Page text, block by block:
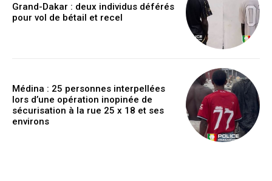
Grand-Dakar : deux individus déférés
pour vol de bétail et recel
Médina : 25 personnes interpellées
lors d’une opération inopinée de
sécurisation à la rue 25 x 18 et ses
environs